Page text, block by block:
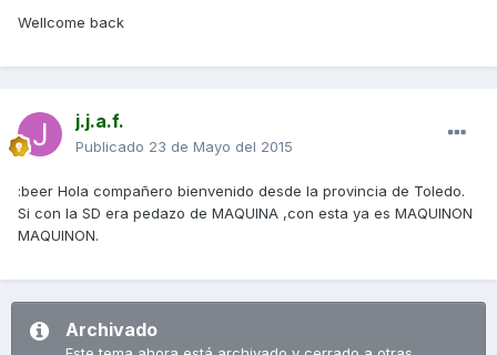
Wellcome back
j.j.a.f.
Publicado 23 de Mayo del 2015
:beer Hola compañero bienvenido desde la provincia de Toledo.
Si con la SD era pedazo de MAQUINA ,con esta ya es MAQUINON
MAQUINON.
Archivado